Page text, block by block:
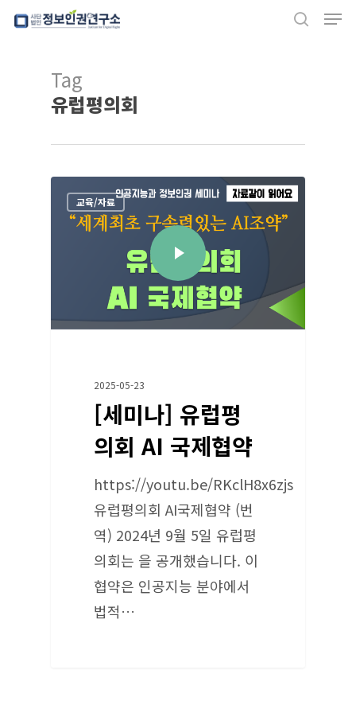
Skip
Tag
유럽평의회
교육/자료
2025-05-23
[세미나] 유럽평
의회 AI 국제협약
https://youtu.be/RKclH8x6zjs
유럽평의회 AI국제협약 (번
역) 2024년 9월 5일 유럽평
의회는 을 공개했습니다. 이
협약은 인공지능 분야에서
법적…